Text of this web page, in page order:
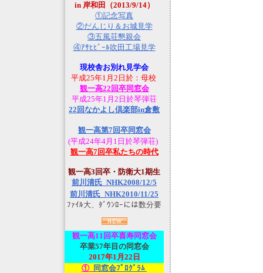
in 岸和田（2013/9/14）
①記念写真
②だんじり＆お城見学
③五風荘懇親会
④ｱｻﾋﾋﾞｰﾙ吹田工場見学
現校舎お別れ見学会
平成25年1月2日於：母校
観一高22回卒同窓会
平成25年1月2日於琴弾荘
22回なかよし倶楽部in倉敷
観一高第7回卒同窓会
(平成24年4月1日於琴弾荘)
観一高7回卒私たちの時代
観一高3回卒・防衛大1期生
前川清氏_NHK2008/12/5
前川清氏_NHK2010/11/25
ﾌｧｲﾙ大、ﾀﾞｳﾝﾛｰには数分要
観一高11回卒喜寿同窓会
卒業57年目の同窓会
2017年1月22日
①_ 同窓会ﾌﾟﾛｸﾞﾗﾑ